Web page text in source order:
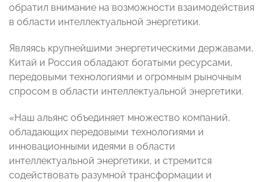
обратил внимание на возможности взаимодействия
в области интеллектуальной энергетики.
Являясь крупнейшими энергетическими державами,
Китай и Россия обладают богатыми ресурсами,
передовыми технологиями и огромным рыночным
спросом в области интеллектуальной энергетики.
«Наш альянс объединяет множество компаний,
обладающих передовыми технологиями и
инновационными идеями в области
интеллектуальной энергетики, и стремится
содействовать разумной трансформации и